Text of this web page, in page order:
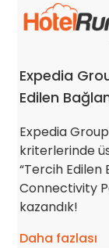
Expedia
Edilen
Expedia
kriterlerinde
“Tercih
Connectivity
kazandık!
Daha fazlası